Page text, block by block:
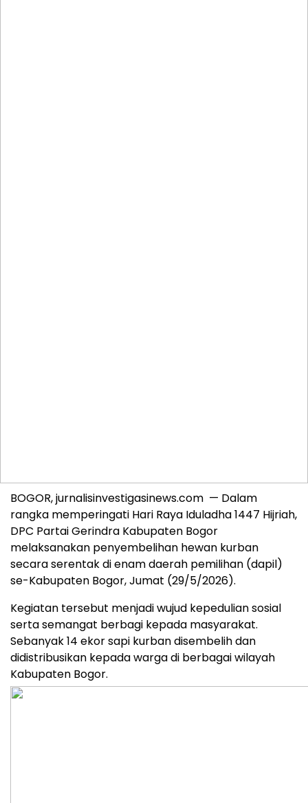
BOGOR, jurnalisinvestigasinews.com — Dalam
rangka memperingati Hari Raya Iduladha 1447 Hijriah,
DPC Partai Gerindra Kabupaten Bogor
melaksanakan penyembelihan hewan kurban
secara serentak di enam daerah pemilihan (dapil)
se-Kabupaten Bogor, Jumat (29/5/2026).
Kegiatan tersebut menjadi wujud kepedulian sosial
serta semangat berbagi kepada masyarakat.
Sebanyak 14 ekor sapi kurban disembelih dan
didistribusikan kepada warga di berbagai wilayah
Kabupaten Bogor.